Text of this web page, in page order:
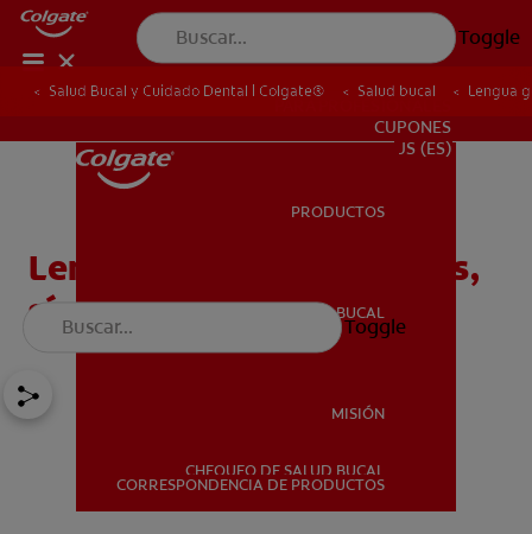
Toggle
SALUD BUCAL
PARA PROFESIONALES
CUPONES
US (ES)
PRODUCTOS
SALUD BUCAL
MISIÓN
CHEQUEO DE SALUD BUCAL
CORRESPONDENCIA DE PRODUCTOS
Toggle
Salud Bucal y Cuidado Dental | Colgate® Salud bucal Lengua
Lengua geográfica:causas,
síntomas y cuidados